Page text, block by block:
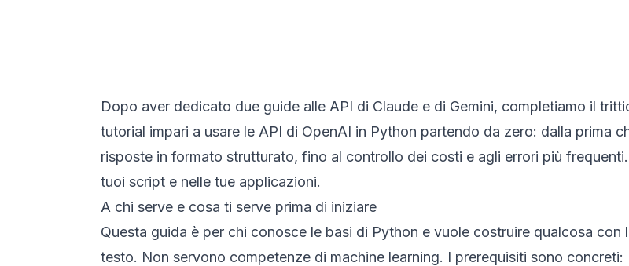
Dopo aver dedicato due guide alle API di Claude e di Gemini, completiamo il
tutorial impari a usare le API di OpenAI in Python partendo da zero: dalla prima
risposte in formato strutturato, fino al controllo dei costi e agli errori più
tuoi script e nelle tue applicazioni.
A chi serve e cosa ti serve prima di iniziare
Questa guida è per chi conosce le basi di Python e vuole costruire qualcosa
testo. Non servono competenze di machine learning. I prerequisiti sono concreti: